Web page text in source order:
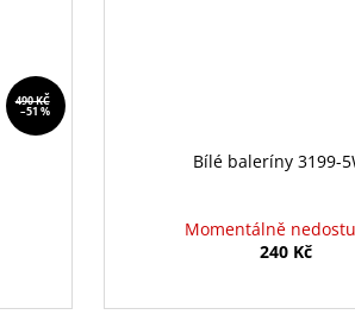
490 KČ
–51 %
Bílé baleríny 3199-
Momentálně
240 Kč